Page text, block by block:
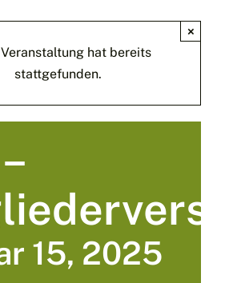
Veranstaltung hat bereits
stattgefunden.
×
15, 2025